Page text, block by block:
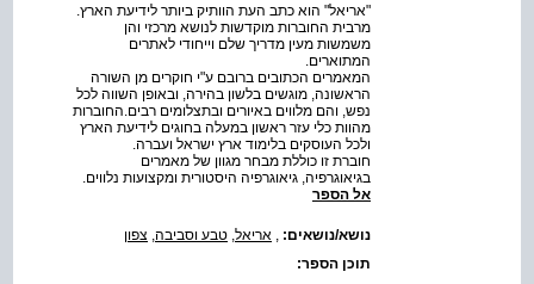
"אריאל" הוא כתב העת הוותיק ביותר לידיעת הארץ.
מרבית החוברות מוקדשות לנושא מרכזי והן
משמשות מעין מדריך שלם וייחודי לאתרים
המתוארים.
המאמרים הכתובים ברובם ע"י חוקרים מן השורה
הראשונה, מוגשים בלשון בהירה, ובאופן השווה לכל
נפש, והם מלווים באיורים ובתצלומים רבים.החוברות
מהוות כלי עזר ראשון במעלה בחוגים לידיעת הארץ
ולכל העוסקים בלימוד ארץ ישראל ועברה.
חוברת זו כוללת מבחר מגוון של מאמרים
בגיאוגרפיה, גיאוגרפיה היסטורית ומקצועות נלווים.
אל הספר
נושא/נושאים: אריאל טבע וסביבה צפון
תוכן הספר: